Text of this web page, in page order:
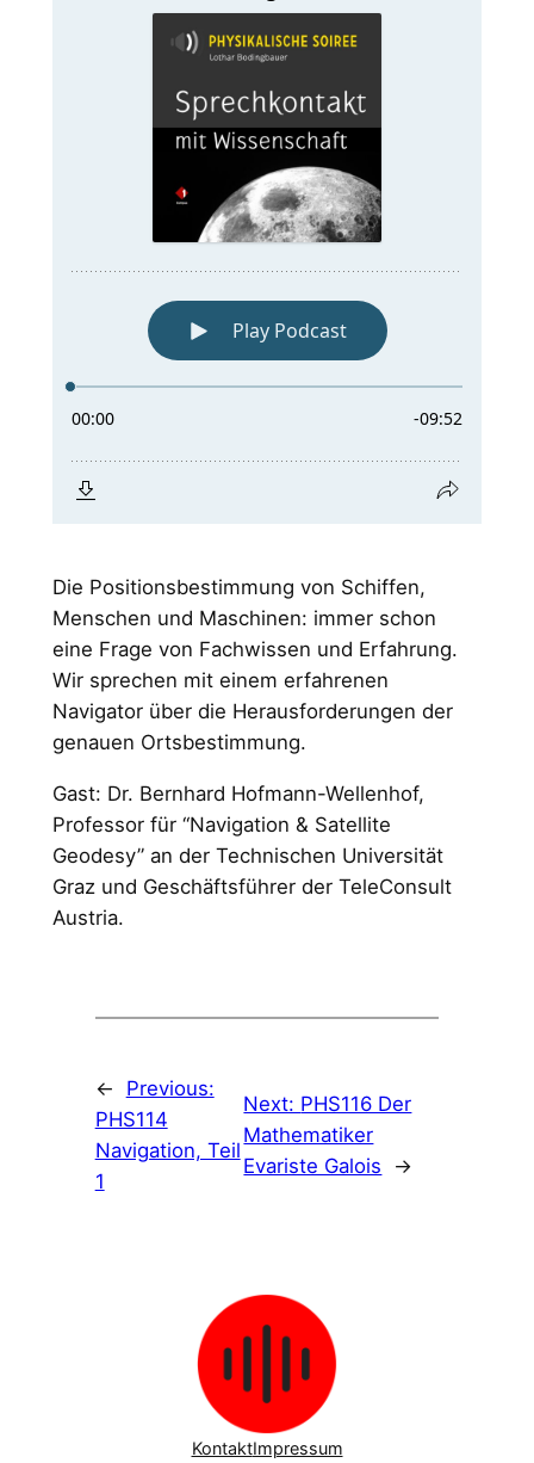
Die Positionsbestimmung von Schiffen,
Menschen und Maschinen: immer schon
eine Frage von Fachwissen und Erfahrung.
Wir sprechen mit einem erfahrenen
Navigator über die Herausforderungen der
genauen Ortsbestimmung.
Gast: Dr. Bernhard Hofmann-Wellenhof,
Professor für “Navigation & Satellite
Geodesy” an der Technischen Universität
Graz und Geschäftsführer der TeleConsult
Austria.
←
Previous:
PHS114
Navigation, Teil
1
Next: PHS116 Der
Mathematiker
Evariste Galois
→
KontaktImpressum